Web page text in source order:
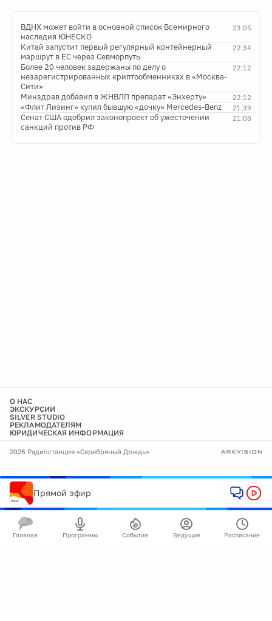
23:05
ВДНХ может войти в основной список Всемирного
наследия ЮНЕСКО
22:34
Китай запустит первый регулярный контейнерный
маршрут в ЕС через Севморпуть
22:12
Более 20 человек задержаны по делу о
незарегистрированных криптообменниках в «Москва-
Сити»
22:12
Минздрав добавил в ЖНВЛП препарат «Энхерту»
21:39
«Флит Лизинг» купил бывшую «дочку» Mercedes-Benz
21:08
Сенат США одобрил законопроект об ужесточении
санкций против РФ
О НАС
ЭКСКУРСИИ
SILVER STUDIO
РЕКЛАМОДАТЕЛЯМ
ЮРИДИЧЕСКАЯ ИНФОРМАЦИЯ
2026 Радиостанция «Серебряный Дождь»
Прямой эфир
Главная Программы События Ведущие Расписание